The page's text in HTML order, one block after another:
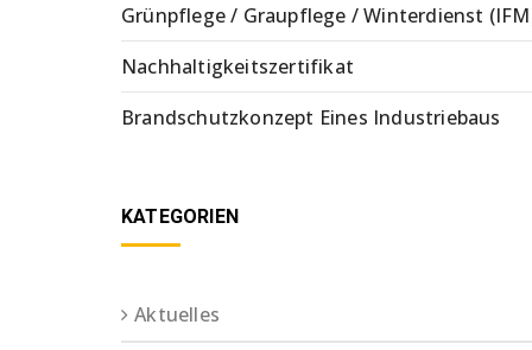
Grünpflege / Graupflege / Winterdienst
Nachhaltigkeitszertifikat
Brandschutzkonzept Eines Industriebaus
KATEGORIEN
Aktuelles